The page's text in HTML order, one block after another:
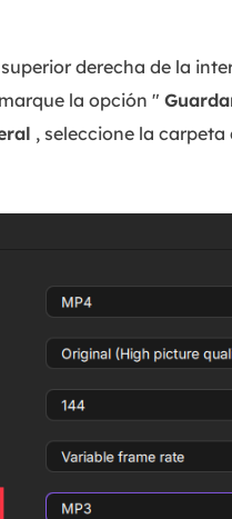
derecha de la
la opción "
, seleccione la